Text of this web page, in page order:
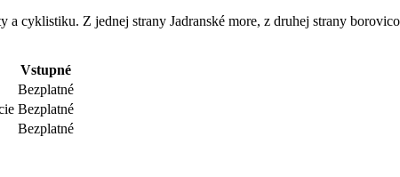
cyklistiku. Z jednej strany Jadranské more, z druhej strany
Vstupné
Bezplatné
Bezplatné
Bezplatné